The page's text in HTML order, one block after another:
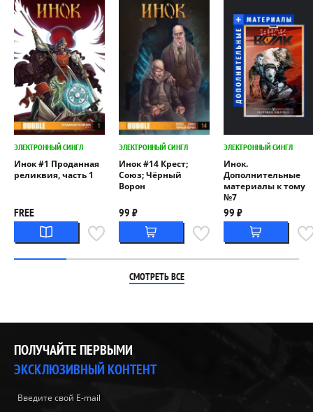
ЭЛЕКТРОННЫЙ СИНГЛ
Инок #1 Проданная
реликвия, часть 1
FREE
ЭЛЕКТРОННЫЙ СИНГЛ
Инок #14 Крест;
Союз; Чёрный
Ворон
99 ₽
ЭЛЕКТРОННЫЙ СИНГЛ
Инок.
Дополнительные
материалы к тому
№7
99 ₽
СМОТРЕТЬ ВСЕ
ПОЛУЧАЙТЕ ПЕРВЫМИ
ЭКСКЛЮЗИВНЫЙ КОНТЕНТ